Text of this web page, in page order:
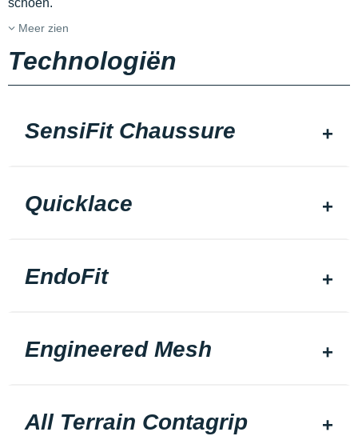
schoen.
Meer zien
Technologiën
SensiFit Chaussure
Quicklace
EndoFit
Engineered Mesh
All Terrain Contagrip